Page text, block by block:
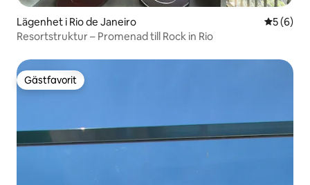
Lägenhet i Rio de Janeiro 5 av 5 i
5 (6)
Resortstruktur – Promenad till Rock in Rio
Gästfavorit
Gästfavorit